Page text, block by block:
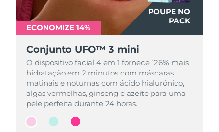
POUPE NO
PACK
ECONOMIZE 14%
Conjunto UFO™ 3 mini
O dispositivo facial 4 em 1 fornece 126% mais
hidratação em 2 minutos com máscaras
matinais e noturnas com ácido hialurónico,
algas vermelhas, ginseng e azeite para uma
pele perfeita durante 24 horas.
POUPE NO
PACK
ECONOMIZE 14%
Conjunto UFO™ 3 mini
O dispositivo facial 4 em 1 fornece 126% mais
hidratação em 2 minutos com máscaras
matinais e noturnas com ácido hialurónico,
algas vermelhas, ginseng e azeite para uma
pele perfeita durante 24 horas.
POUPE NO
PACK
ECONOMIZE 14%
Conjunto UFO™ 3 mini
O dispositivo facial 4 em 1 fornece 126% mais
hidratação em 2 minutos com máscaras
matinais e noturnas com ácido hialurónico,
algas vermelhas, ginseng e azeite para uma
pele perfeita durante 24 horas.